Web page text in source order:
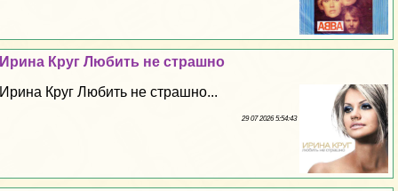
Ирина Круг Любить не страшно
Ирина Круг Любить не страшно...
29 07 2026 5:54:43